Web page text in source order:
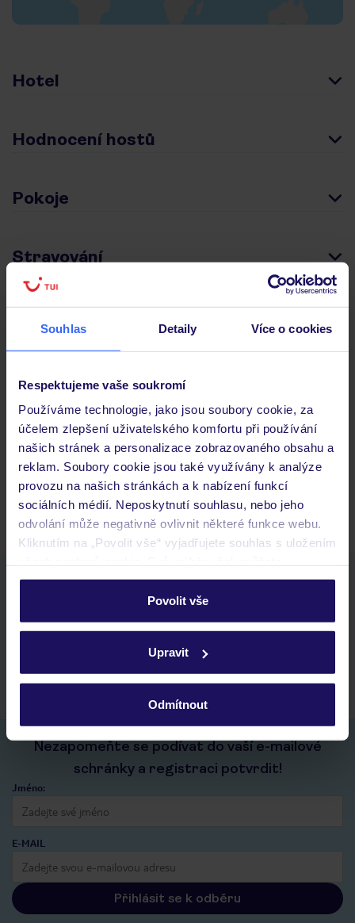
Souhlas Detaily Více o cookies
Respektujeme vaše soukromí
Používáme technologie, jako jsou soubory cookie, za
účelem zlepšení uživatelského komfortu při používání
našich stránek a personalizace zobrazovaného obsahu a
reklam. Soubory cookie jsou také využívány k analýze
provozu na našich stránkách a k nabízení funkcí
sociálních médií. Neposkytnutí souhlasu, nebo jeho
odvolání může negativně ovlivnit některé funkce webu.
Kliknutím na „Povolit vše“ vyjadřujete souhlas s uložením
personalizovat v sekci „Personalizace“.
Podrobné informace o souborech cookie naleznete v
ochrany osobních údajů.
Povolit vše
Upravit
Odmítnout
Hotel
Hodnocení hostů
Pokoje
Stravování
Často kladené otázky
Jaké doklady jsou potřebné při cestování?
Budeme ubytováni ihned po příjezdu do hotelu?
Kam jít po přistání a vyzvednutí zavazadel?
Zobrazit další
Stáhněte si bezplatnou aplikaci TUI
rychlé vyhledávání a prohlížení nabídek
seznam oblíbených nabídek a možnost jejich sdílení
kontakt s TUI a všechny informace o tvé rezervaci v myTUI
Nezapomeňte se podívat do vaší e-mailové
schránky a registraci potvrdit!
Jméno:
E-MAIL
Přihlásit se k odběru